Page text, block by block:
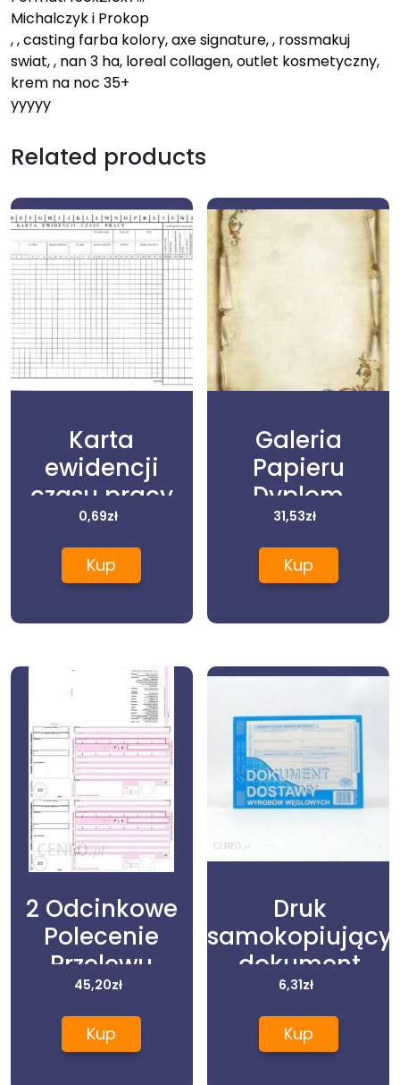
Michalczyk i Prokop
, , casting farba kolory, axe signature, , rossmakuj
swiat, , nan 3 ha, loreal collagen, outlet kosmetyczny,
krem na noc 35+
yyyyy
Related products
Karta
ewidencji
czasu pracy
pracownika
OS-228N/ A4
0,69zł
Kup
Galeria
Papieru
Dyplom
A4/25Ark.
Soplica
31,53zł
Kup
2 Odcinkowe
Polecenie
Przelewu
45,20zł
Kup
Druk
samokopiujący
dokument
dostawy
wyrobów
węglowych A5
6,31zł
Kup